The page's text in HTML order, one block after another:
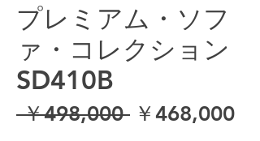
プレミアム・ソフ
ァ・コレクション
SD410B
￥498,000 通常価格
￥468,000セ